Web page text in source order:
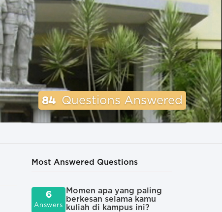
84 Questions Answered
Most Answered Questions
6
Answers
Momen apa yang paling
berkesan selama kamu
kuliah di kampus ini?